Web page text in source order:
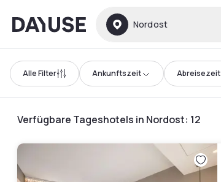
Dayuse Nordost
Alle Filter Ankunftszeit Abreisezeit
Verfügbare Tageshotels in Nordost: 12